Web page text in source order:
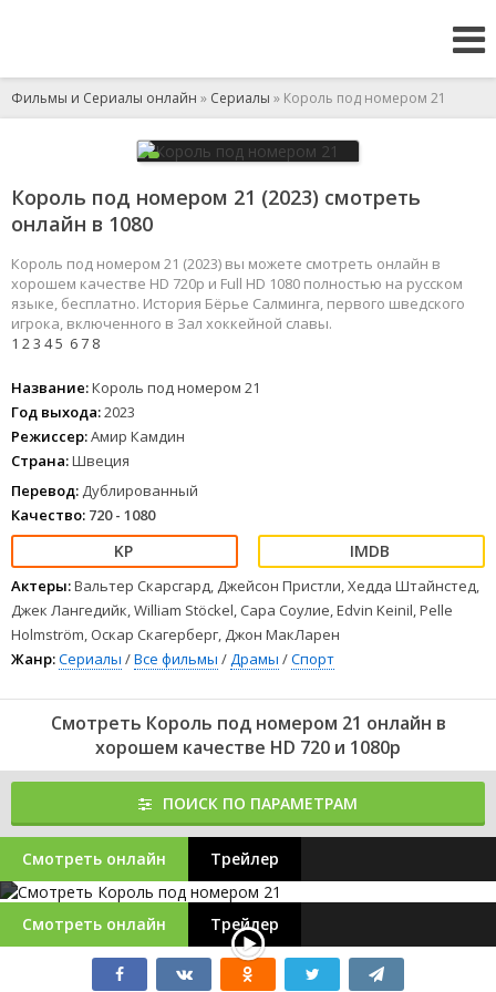
Фильмы и Сериалы онлайн » Сериалы » Король под номером 21
Король под номером 21 (2023) смотреть
онлайн в 1080
Король под номером 21 (2023) вы можете смотреть онлайн в
хорошем качестве HD 720p и Full HD 1080 полностью на русском
языке, бесплатно. История Бёрье Салминга, первого шведского
игрока, включенного в Зал хоккейной славы.
1 23 45 67 8
Название:Король под номером 21
Год выхода:2023
Режиссер:Амир Камдин
Страна:Швеция
Перевод: Дублированный
Качество: 720 - 1080
Актеры:Вальтер Скарсгард, Джейсон Пристли, Хедда Штайнстед,
Джек Лангедийк, William Stöckel, Сара Соулие, Edvin Keinil, Pelle
Holmström, Оскар Скагерберг, Джон МакЛарен
Жанр:Сериалы /Все фильмы /Драмы /Спорт
Смотреть Король под номером 21 онлайн в
хорошем качестве HD 720 и 1080p
ПОИСК ПО ПАРАМЕТРАМ
Смотреть онлайн Трейлер
Смотреть онлайн Трейлер